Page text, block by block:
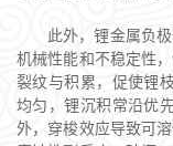
此外，锂金属负
机械性能和不稳定性
裂纹与积累，促使锂
均匀，锂沉积常沿优
外，穿梭效应导致可